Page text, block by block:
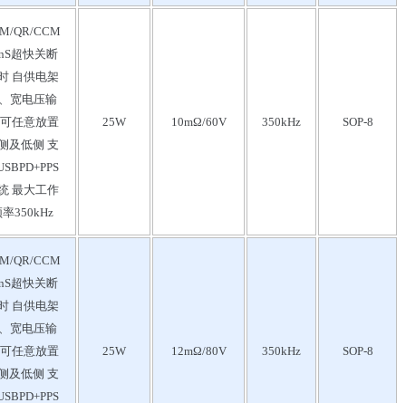
QR/CCM
超快关断
自供电架
宽电压输
任意放置
及低侧 支
最大工作
350kHz
25W 10mΩ/60V 350kHz SOP-8
QR/CCM
超快关断
自供电架
宽电压输
任意放置
及低侧 支
25W 12mΩ/80V 350kHz SOP-8